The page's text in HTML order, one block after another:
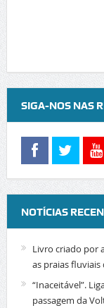
SIGA-NOS NAS
NOTÍCIAS
Livro criado por
as praias fluviais
“Inaceitável”.
passagem da